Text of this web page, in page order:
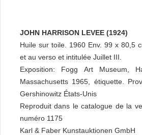
JOHN HARRISON LEVEE (1924)
Huile sur toile. 1960 Env. 99 x 80,5
et au verso et intitulée Juillet III.
Exposition: Fogg Art Museum,
Massachusetts 1965, étiquette.
Gershinowitz États-Unis
Reproduit dans le catalogue de la
numéro 1175
Karl & Faber Kunstauktionen GmbH